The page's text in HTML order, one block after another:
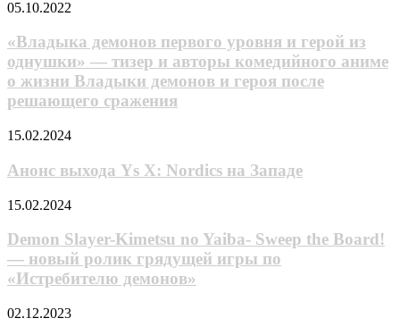
«Областей
Нила
Бёргера
«Владыка
первого
уровня
и
герой
из
—
и
комедийного
о
жизни
Владыки
демонов
героя
05.10.2022
«Владыка демонов первого уровня и герой из
однушки» — тизер и авторы комедийного аниме
о жизни Владыки демонов и героя после
решающего сражения
Анонс
Ys
X:
Nordics
на
Западе
15.02.2024
Анонс выхода Ys X: Nordics на Западе
Demon
Kimetsu
Yaiba-
Sweep
Board!
15.02.2024
Demon Slayer-Kimetsu no Yaiba- Sweep the Board!
— новый ролик грядущей игры по
«Истребителю демонов»
KГ
02.12.2023